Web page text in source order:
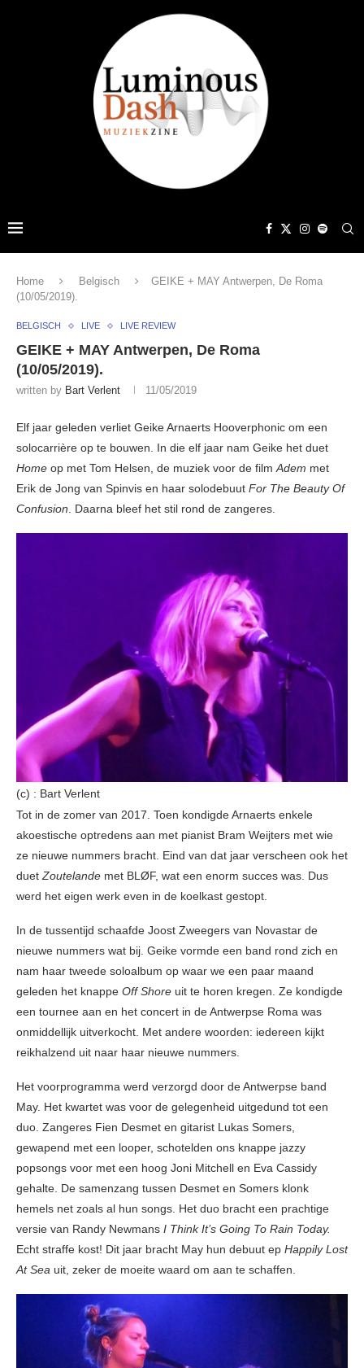
Home Belgisch
GEIKE + MAY Antwerpen, De Roma
(10/05/2019).
BELGISCH LIVE LIVE REVIEW
GEIKE + MAY Antwerpen, De Roma
(10/05/2019).
written by Bart Verlent 11/05/2019
Elf jaar geleden verliet Geike Arnaerts Hooverphonic om een
solocarrière op te bouwen. In die elf jaar nam Geike het duet
Home op met Tom Helsen, de muziek voor de filmAdem met
Erik de Jong van Spinvis en haar solodebuut For The Beauty Of
Confusion. Daarna bleef het stil rond de zangeres.
(c) : Bart Verlent
Tot in de zomer van 2017. Toen kondigde Arnaerts enkele
akoestische optredens aan met pianist Bram Weijters met wie
ze nieuwe nummers bracht. Eind van dat jaar verscheen ook het
duetZoutelande met BLØF, wat een enorm succes was. Dus
werd het eigen werk even in de koelkast gestopt.
In de tussentijd schaafde Joost Zweegers van Novastar de
nieuwe nummers wat bij. Geike vormde een band rond zich en
nam haar tweede soloalbum op waar we een paar maand
geleden het knappe Off Shore uit te horen kregen. Ze kondigde
een tournee aan en het concert in de Antwerpse Roma was
onmiddellijk uitverkocht. Met andere woorden: iedereen kijkt
reikhalzend uit naar haar nieuwe nummers.
Het voorprogramma werd verzorgd door de Antwerpse band
May. Het kwartet was voor de gelegenheid uitgedund tot een
duo. Zangeres Fien Desmet en gitarist Lukas Somers,
gewapend met een looper, schotelden ons knappe jazzy
popsongs voor met een hoog Joni Mitchell en Eva Cassidy
gehalte. De samenzang tussen Desmet en Somers klonk
hemels net zoals al hun songs. Het duo bracht een prachtige
versie van Randy Newmans I Think It’s Going To Rain Today.
Echt straffe kost! Dit jaar bracht May hun debuut ep Happily Lost
At Sea uit, zeker de moeite waard om aan te schaffen.